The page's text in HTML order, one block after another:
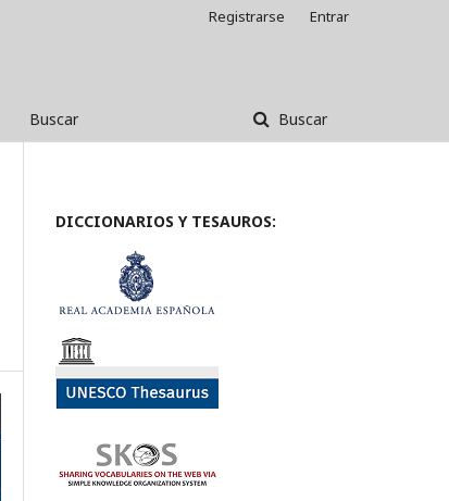
Buscar Buscar
Registrarse Entrar
DICCIONARIOS Y TESAUROS: